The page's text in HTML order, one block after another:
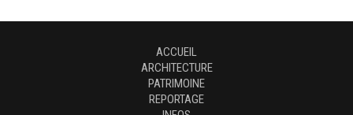
ACCUEIL
ARCHITECTURE
PATRIMOINE
REPORTAGE